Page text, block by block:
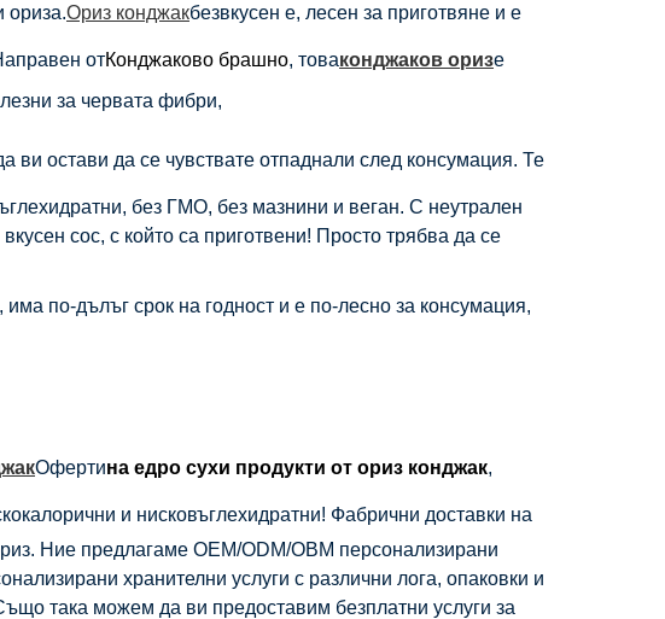
ориза.Ориз конджакбезвкусен е, лесен за приготвяне и е
отКонджаково брашно, товаконджаков оризе
за червата фибри,
ви остави да се чувствате отпаднали след консумация. Те
без ГМО, без мазнини и веган. С неутрален
сос, с който са приготвени! Просто трябва да се
по-дълъг срок на годност и е по-лесно за консумация,
Офертина едро сухи продукти от ориз конджак,
и нисковъглехидратни! Фабрични доставки на
Ние предлагаме OEM/ODM/OBM персонализирани
хранителни услуги с различни лога, опаковки и
така можем да ви предоставим безплатни услуги за